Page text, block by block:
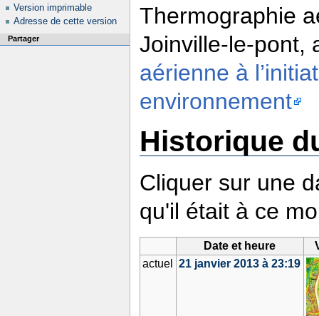
Thermographie
Joinville-le-pont,
aérienne à
environnement
Historique
Cliquer sur une
qu'il était à ce
Date et heure
actuel
21 janvier 2013 à 23:19
Version imprimable
Adresse de cette version
Partager